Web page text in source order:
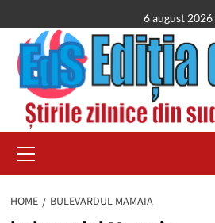
to
content
6 august 2026
Menu
HOME BULEVARDUL MAMAIA